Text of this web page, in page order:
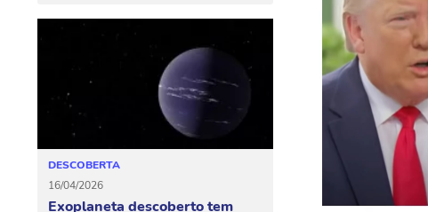
DESCOBERTA
16/04/2026
Exoplaneta descoberto tem